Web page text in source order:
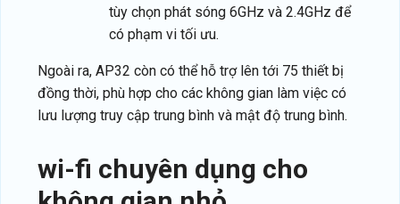
tùy chọn phát sóng 6GHz và 2.4GHz để
có phạm vi tối ưu.
Ngoài ra, AP32 còn có thể hỗ trợ lên tới 75 thiết bị
đồng thời, phù hợp cho các không gian làm việc có
lưu lượng truy cập trung bình và mật độ trung bình.
wi-fi chuyên dụng cho